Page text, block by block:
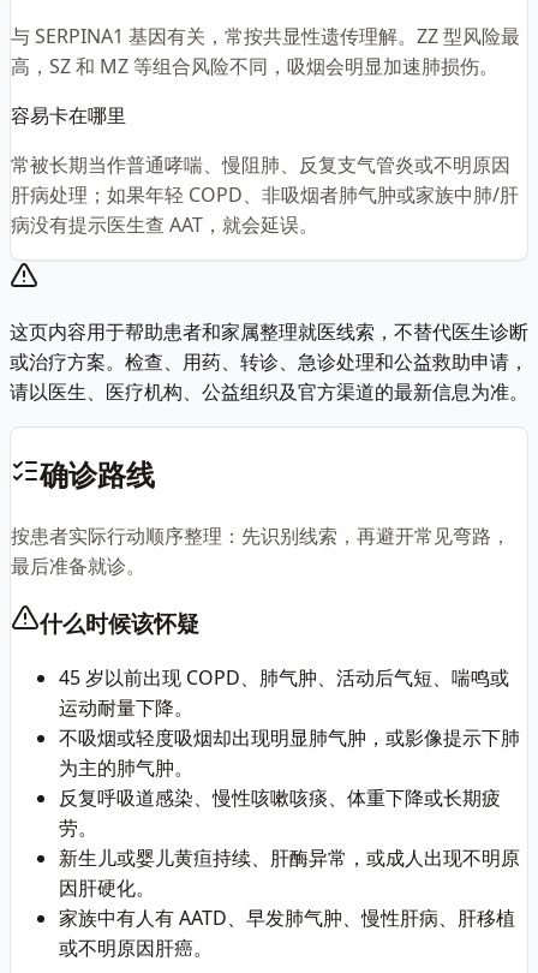
与 SERPINA1 基因有关，常按共显性遗传理解。ZZ 型风险最
高，SZ 和 MZ 等组合风险不同，吸烟会明显加速肺损伤。
容易卡在哪里
常被长期当作普通哮喘、慢阻肺、反复支气管炎或不明原因
肝病处理；如果年轻 COPD、非吸烟者肺气肿或家族中肺/肝
病没有提示医生查 AAT，就会延误。
这页内容用于帮助患者和家属整理就医线索，不替代医生诊断
或治疗方案。检查、用药、转诊、急诊处理和公益救助申请，
请以医生、医疗机构、公益组织及官方渠道的最新信息为准。
确诊路线
按患者实际行动顺序整理：先识别线索，再避开常见弯路，
最后准备就诊。
什么时候该怀疑
45 岁以前出现 COPD、肺气肿、活动后气短、喘鸣或
运动耐量下降。
不吸烟或轻度吸烟却出现明显肺气肿，或影像提示下肺
为主的肺气肿。
反复呼吸道感染、慢性咳嗽咳痰、体重下降或长期疲
劳。
新生儿或婴儿黄疸持续、肝酶异常，或成人出现不明原
因肝硬化。
家族中有人有 AATD、早发肺气肿、慢性肝病、肝移植
或不明原因肝癌。